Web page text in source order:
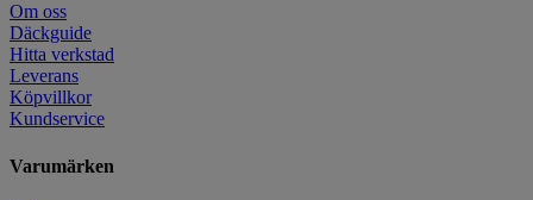
Om oss
Däckguide
Hitta verkstad
Leverans
Köpvillkor
Kundservice
Varumärken